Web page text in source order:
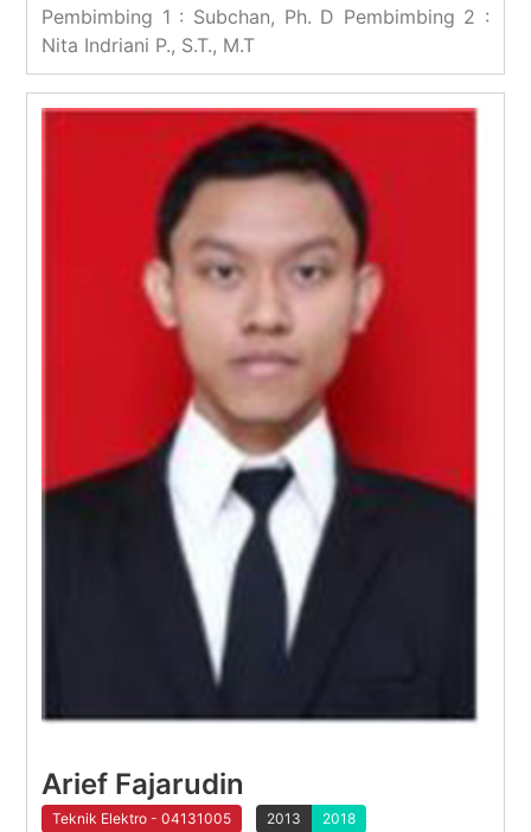
Pembimbing 1 : Subchan, Ph. D Pembimbing 2 :
Nita Indriani P., S.T., M.T
Arief Fajarudin
Teknik Elektro - 04131005 2013 2018